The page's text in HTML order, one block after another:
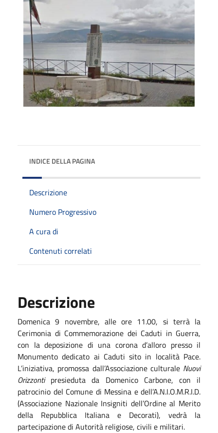
INDICE DELLA PAGINA
Descrizione
Numero Progressivo
A cura di
Contenuti correlati
Descrizione
Domenica 9 novembre, alle ore 11.00, si terrà la
Cerimonia di Commemorazione dei Caduti in Guerra,
con la deposizione di una corona d’alloro presso il
Monumento dedicato ai Caduti sito in località Pace.
L’iniziativa, promossa dall’Associazione culturale Nuovi
Orizzontipresieduta da Domenico Carbone, con il
patrocinio del Comune di Messina e dell’A.N.I.O.M.R.I.D.
(Associazione Nazionale Insigniti dell’Ordine al Merito
della Repubblica Italiana e Decorati), vedrà la
partecipazione di Autorità religiose, civili e militari.